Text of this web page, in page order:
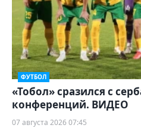
ФУТБОЛ
«Тобол» сразился с
конференций. ВИДЕО
07 августа 2026 07:45